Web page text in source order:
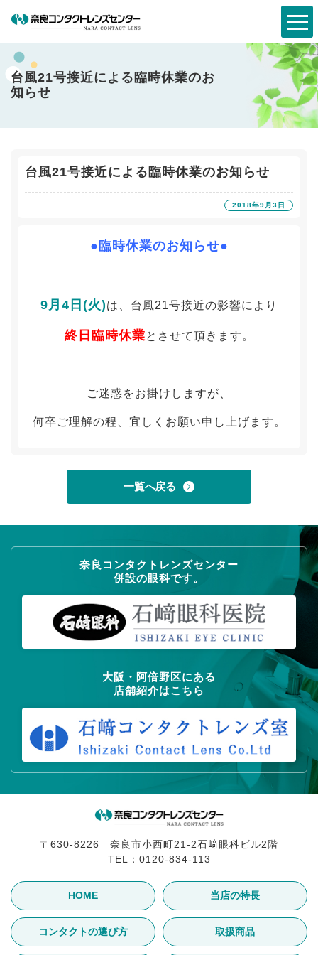
台風21号接近による臨時休業のお
知らせ
台風21号接近による臨時休業のお知らせ
2018年9月3日
●臨時休業のお知らせ●
9月4日(火)は、台風21号接近の影響により
終日臨時休業とさせて頂きます。
ご迷惑をお掛けしますが、
何卒ご理解の程、宜しくお願い申し上げます。
一覧へ戻る
奈良コンタクトレンズセンター
併設の眼科です。
大阪・阿倍野区にある
店舗紹介はこちら
〒630-8226 奈良市小西町21-2石﨑眼科ビル2階
TEL： 0120-834-113
HOME 当店の特長
コンタクトの選び方 取扱商品